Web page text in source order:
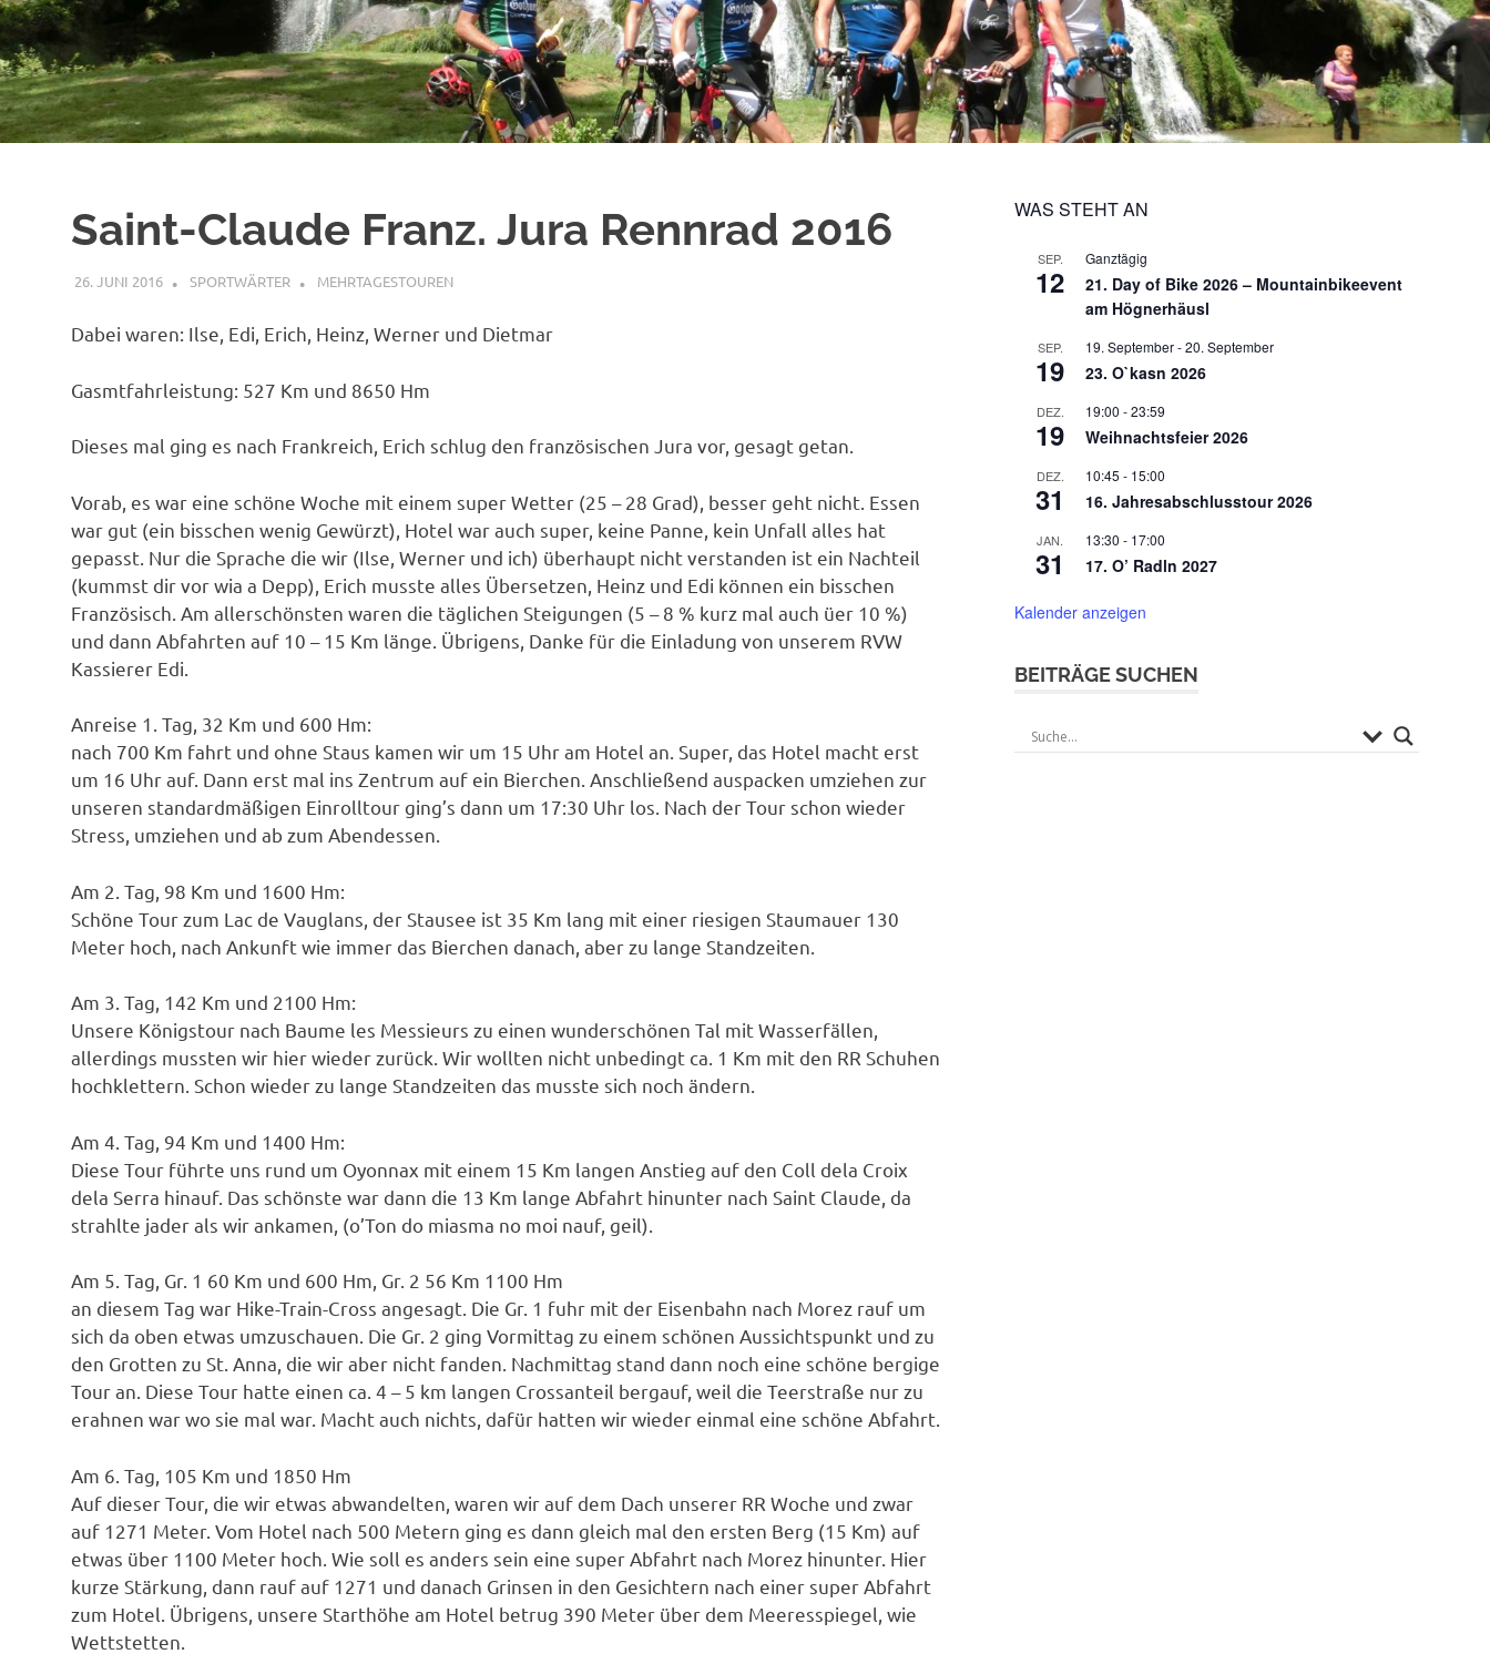
Saint-Claude Franz. Jura Rennrad 2016
26. JUNI 2016 SPORTWÄRTER MEHRTAGESTOUREN
Dabei waren: Ilse, Edi, Erich, Heinz, Werner und Dietmar
Gasmtfahrleistung: 527 Km und 8650 Hm
Dieses mal ging es nach Frankreich, Erich schlug den französischen Jura vor, gesagt getan.
Vorab, es war eine schöne Woche mit einem super Wetter (25 – 28 Grad), besser geht nicht. Essen
war gut (ein bisschen wenig Gewürzt), Hotel war auch super, keine Panne, kein Unfall alles hat
gepasst. Nur die Sprache die wir (Ilse, Werner und ich) überhaupt nicht verstanden ist ein Nachteil
(kummst dir vor wia a Depp), Erich musste alles Übersetzen, Heinz und Edi können ein bisschen
Französisch. Am allerschönsten waren die täglichen Steigungen (5 – 8 % kurz mal auch üer 10 %)
und dann Abfahrten auf 10 – 15 Km länge. Übrigens, Danke für die Einladung von unserem RVW
Kassierer Edi.
Anreise 1. Tag, 32 Km und 600 Hm:
nach 700 Km fahrt und ohne Staus kamen wir um 15 Uhr am Hotel an. Super, das Hotel macht erst
um 16 Uhr auf. Dann erst mal ins Zentrum auf ein Bierchen. Anschließend auspacken umziehen zur
unseren standardmäßigen Einrolltour ging’s dann um 17:30 Uhr los. Nach der Tour schon wieder
Stress, umziehen und ab zum Abendessen.
Am 2. Tag, 98 Km und 1600 Hm:
Schöne Tour zum Lac de Vauglans, der Stausee ist 35 Km lang mit einer riesigen Staumauer 130
Meter hoch, nach Ankunft wie immer das Bierchen danach, aber zu lange Standzeiten.
Am 3. Tag, 142 Km und 2100 Hm:
Unsere Königstour nach Baume les Messieurs zu einen wunderschönen Tal mit Wasserfällen,
allerdings mussten wir hier wieder zurück. Wir wollten nicht unbedingt ca. 1 Km mit den RR Schuhen
hochklettern. Schon wieder zu lange Standzeiten das musste sich noch ändern.
Am 4. Tag, 94 Km und 1400 Hm:
Diese Tour führte uns rund um Oyonnax mit einem 15 Km langen Anstieg auf den Coll dela Croix
dela Serra hinauf. Das schönste war dann die 13 Km lange Abfahrt hinunter nach Saint Claude, da
strahlte jader als wir ankamen, (o’Ton do miasma no moi nauf, geil).
Am 5. Tag, Gr. 1 60 Km und 600 Hm, Gr. 2 56 Km 1100 Hm
an diesem Tag war Hike-Train-Cross angesagt. Die Gr. 1 fuhr mit der Eisenbahn nach Morez rauf um
sich da oben etwas umzuschauen. Die Gr. 2 ging Vormittag zu einem schönen Aussichtspunkt und zu
den Grotten zu St. Anna, die wir aber nicht fanden. Nachmittag stand dann noch eine schöne bergige
Tour an. Diese Tour hatte einen ca. 4 – 5 km langen Crossanteil bergauf, weil die Teerstraße nur zu
erahnen war wo sie mal war. Macht auch nichts, dafür hatten wir wieder einmal eine schöne Abfahrt.
Am 6. Tag, 105 Km und 1850 Hm
Auf dieser Tour, die wir etwas abwandelten, waren wir auf dem Dach unserer RR Woche und zwar
auf 1271 Meter. Vom Hotel nach 500 Metern ging es dann gleich mal den ersten Berg (15 Km) auf
etwas über 1100 Meter hoch. Wie soll es anders sein eine super Abfahrt nach Morez hinunter. Hier
kurze Stärkung, dann rauf auf 1271 und danach Grinsen in den Gesichtern nach einer super Abfahrt
zum Hotel. Übrigens, unsere Starthöhe am Hotel betrug 390 Meter über dem Meeresspiegel, wie
Wettstetten.
WAS STEHT AN
SEP.
12
Ganztägig
21. Day of Bike 2026 – Mountainbikeevent
am Högnerhäusl
SEP.
19
19. September-20. September
23. O`kasn 2026
DEZ.
19
19:00 -23:59
Weihnachtsfeier 2026
DEZ.
31
10:45 - 15:00
16. Jahresabschlusstour 2026
JAN.
31
13:30 - 17:00
17. O’ Radln 2027
Kalender anzeigen
BEITRÄGE SUCHEN